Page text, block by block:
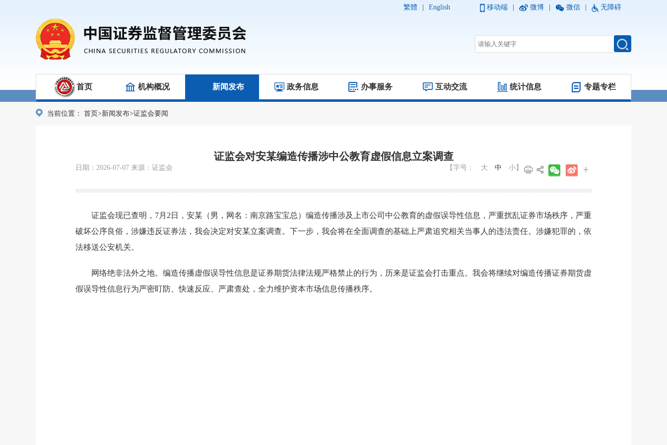
繁體 English 移动端 微博 微信 无障碍
首页 机构概况 新闻发布 政务信息 办事服务 互动交流 统计信息 专题专栏
当前位置： 首页>新闻发布>证监会要闻
证监会对安某编造传播涉中公教育虚假信息立案调查
日期：2026-07-07 来源：证监会 【字号： 大 中 小 】
证监会现已查明，7月2日，安某（男，网名 ： 南京路宝宝总）编造传播涉及上市公司中公教育的虚假误导性信息，严重扰乱证券市场秩序，严重
破坏公序良俗，涉嫌违反证券法，我会决定对安某立案调查。下一步，我会将在全面调查的基础上严肃追究相关当事人的违法责任。涉嫌犯罪的，依
法移送公安机关。
网络绝非法外之地。编造传播虚假误导性信息是证券期货法律法规严格禁止的行为，历来是证监会打击重点。我会将继续对编造传播证券期货虚
假误导性信息行为严密盯防、快速反应、严肃查处，全力维护资本市场信息传播秩序。